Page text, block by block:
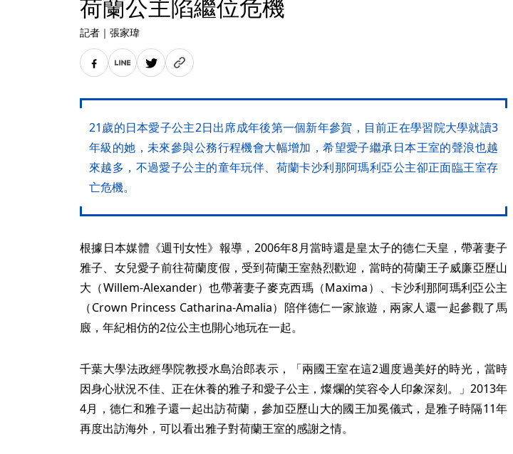
荷蘭公主陷繼位危機
記者 ｜ 張家瑋
21歲的日本愛子公主2日出席成年後第一個新年參賀，目前正在學習院大學就讀3
年級的她，未來參與公務行程機會大幅增加，希望愛子繼承日本王室的聲浪也越
來越多，不過愛子公主的童年玩伴、荷蘭卡沙利那阿瑪利亞公主卻正面臨王室存
亡危機。
根據日本媒體《週刊女性》報導，2006年8月當時還是皇太子的德仁天皇，帶著妻子
雅子、女兒愛子前往荷蘭度假，受到荷蘭王室熱烈歡迎，當時的荷蘭王子威廉亞歷山
大（Willem-Alexander）也帶著妻子麥克西瑪（Maxima）、卡沙利那阿瑪利亞公主
（Crown Princess Catharina-Amalia）陪伴德仁一家旅遊，兩家人還一起參觀了馬
廄，年紀相仿的2位公主也開心地玩在一起。
千葉大學法政經學院教授水島治郎表示，「兩國王室在這2週度過美好的時光，當時
因身心狀況不佳、正在休養的雅子和愛子公主，燦爛的笑容令人印象深刻。」2013年
4月，德仁和雅子還一起出訪荷蘭，參加亞歷山大的國王加冕儀式，是雅子時隔11年
再度出訪海外，可以看出雅子對荷蘭王室的感謝之情。